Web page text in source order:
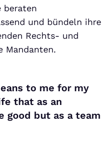
beraten
und bündeln ihre
Rechts- und
Mandanten.
to me for my
that as an
good but as a team